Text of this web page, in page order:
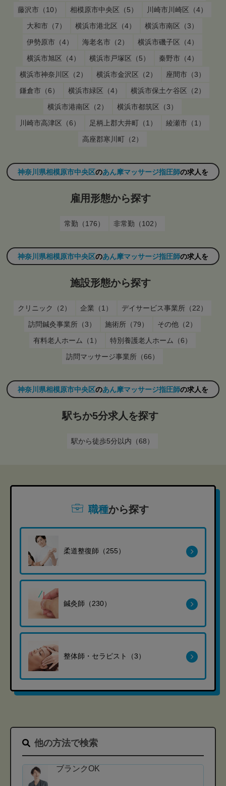
藤沢市（10） 相模原市中央区（5）
川崎市川崎区（4）
大和市（7）
横浜市港北区（4）
横浜市南区（3）
伊勢原市（4）
海老名市（2）
横浜市磯子区（4）
横浜市旭区（4）
横浜市戸塚区（5）
秦野市（4）
横浜市神奈川区（2）
横浜市金沢区（2）
座間市（3）
鎌倉市（6）
横浜市緑区（4）
横浜市保土ケ谷区（2）
横浜市港南区（2）
横浜市都筑区（3）
川崎市高津区（6）
足柄上郡大井町（1）
綾瀬市（1）
高座郡寒川町（2）
神奈川県相模原市中央区のあん摩マッサージ指圧師の求人を
雇用形態から探す
常勤（176） 非常勤（102）
神奈川県相模原市中央区のあん摩マッサージ指圧師の求人を
施設形態から探す
クリニック（2） 企業（1）
デイサービス事業所（22）
訪問鍼灸事業所（3）
施術所（79）
その他（2）
有料老人ホーム（1）
特別養護老人ホーム（6）
訪問マッサージ事業所（66）
神奈川県相模原市中央区のあん摩マッサージ指圧師の求人を
駅ちか5分求人を探す
駅から徒歩5分以内（68）
職種から探す
柔道整復師（255）
鍼灸師（230）
整体師・セラピスト（3）
他の方法で検索
ブランクOK